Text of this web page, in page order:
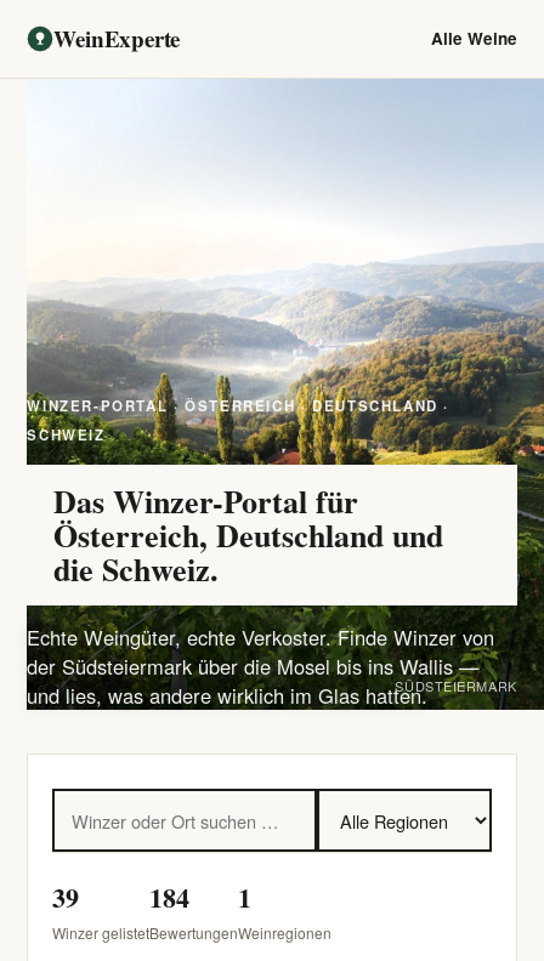
WeinExperte Alle Weine
WINZER-PORTAL · ÖSTERREICH · DEUTSCHLAND ·
SCHWEIZ
Das Winzer-Portal für
Österreich, Deutschland und
die Schweiz.
Echte Weingüter, echte Verkoster. Finde Winzer von
der Südsteiermark über die Mosel bis ins Wallis —
und lies, was andere wirklich im Glas hatten.SÜDSTEIERMARK
39
Winzer gelistet
184
Bewertungen
1
Weinregionen